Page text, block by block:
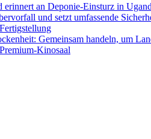
an Deponie-Einsturz in
und setzt umfassende
Gemeinsam handeln, um
Kinosaal